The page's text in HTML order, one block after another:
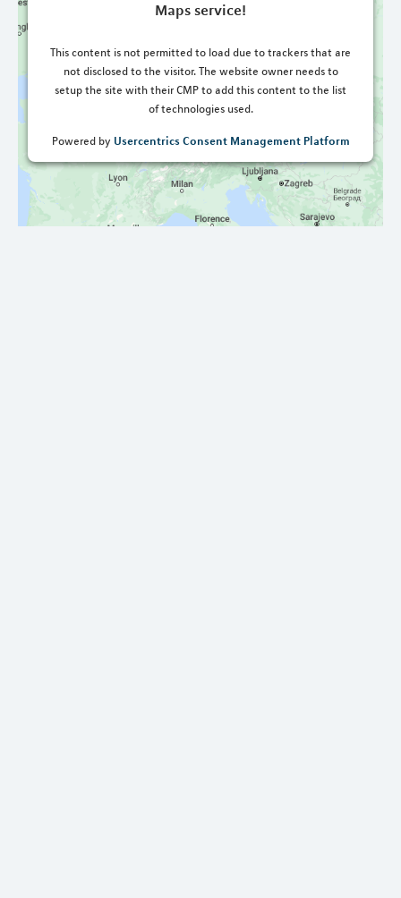
Maps service!
This content is not permitted to load due to trackers that are
not disclosed to the visitor. The website owner needs to
setup the site with their CMP to add this content to the list
of technologies used.
Powered by Usercentrics Consent Management Platform